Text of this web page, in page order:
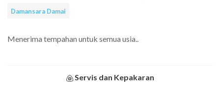
Damansara Damai
Menerima tempahan untuk semua usia..
Servis dan Kepakaran